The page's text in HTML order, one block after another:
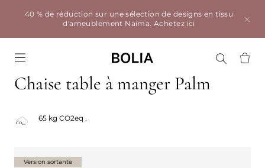
40 % de réduction sur une sélection de designs en tissu
d'ameublement Naima.Achetez ici
Chaise table à manger Palm
65 kg CO2eq .
Version sortante